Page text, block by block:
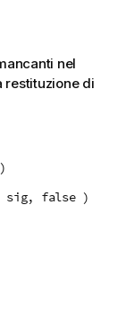
nel
restituzione di
sig, false )